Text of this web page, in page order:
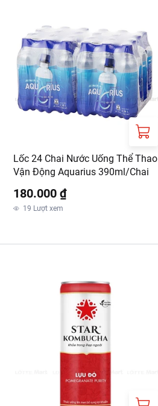
Lốc 24 Chai Nước Uống Thể Thao
Vận Động Aquarius 390ml/Chai
180.000 ₫
19 Lượt xem